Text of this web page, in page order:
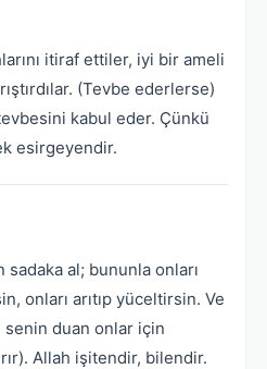
itiraf ettiler, iyi bir ameli
(Tevbe ederlerse)
kabul eder. Çünkü
esirgeyendir.
sadaka al; bununla onları
onları arıtıp yüceltirsin. Ve
duan onlar için
Allah işitendir, bilendir.